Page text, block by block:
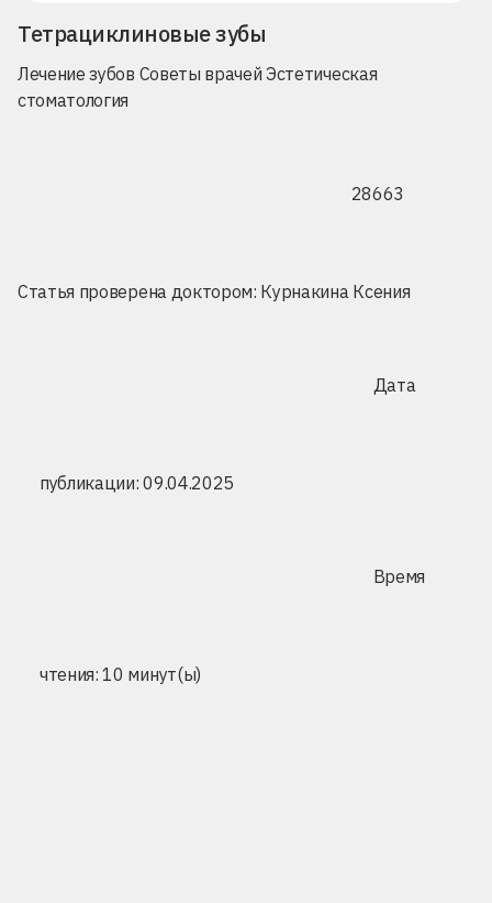
Тетрациклиновые зубы
Лечение зубов Советы врачей Эстетическая
стоматология
28663
Статья проверена доктором: Курнакина Ксения
Дата
публикации: 09.04.2025
Время
чтения: 10 минут(ы)